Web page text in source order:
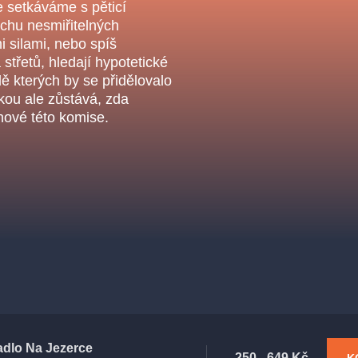
setkáváme s pěticí
nesmiřitelných
silami, nebo spíš
hledají hypotetické
kterých by se přidělovalo
ale zůstává, zda
této komise.
Na Jezerce